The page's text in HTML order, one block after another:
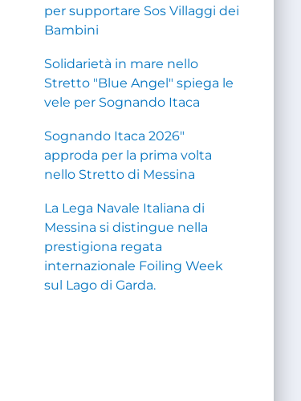
per supportare Sos Villaggi dei
Bambini
Solidarietà in mare nello
Stretto "Blue Angel" spiega le
vele per Sognando Itaca
Sognando Itaca 2026"
approda per la prima volta
nello Stretto di Messina
La Lega Navale Italiana di
Messina si distingue nella
prestigiona regata
internazionale Foiling Week
sul Lago di Garda.